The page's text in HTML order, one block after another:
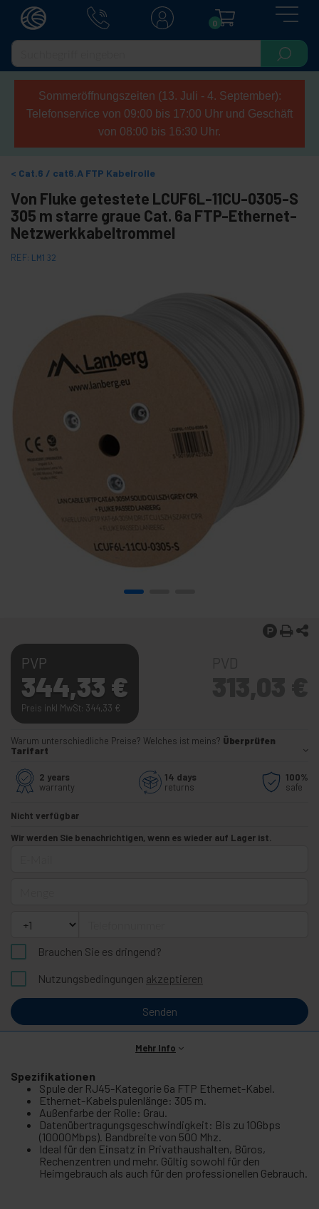
0
Sommeröffnungszeiten (13. Juli - 4. September):
Telefonservice von 09:00 bis 17:00 Uhr und Geschäft
von 08:00 bis 16:30 Uhr.
Cat.6 / cat6.A FTP Kabelrolle
Von Fluke getestete LCUF6L-11CU-0305-S
305 m starre graue Cat. 6a FTP-Ethernet-
Netzwerkkabeltrommel
REF: LM132
PVP
344,33 €
Preis inkl MwSt: 344,33 €
Warum unterschiedliche Preise? Welches ist meins? Überprüfen
Tarifart
2 years
warranty
14 days
returns
100%
safe
Nicht verfügbar
Wir werden Sie benachrichtigen, wenn es wieder auf Lager ist.
Brauchen Sie es dringend?
Nutzungsbedingungen akzeptieren
Senden
Mehr Info
Spezifikationen
Spule der RJ45-Kategorie 6a FTP Ethernet-Kabel.
Ethernet-Kabelspulenlänge: 305 m.
Außenfarbe der Rolle: Grau.
Datenübertragungsgeschwindigkeit: Bis zu 10Gbps
(10000Mbps). Bandbreite von 500 Mhz.
Ideal für den Einsatz in Privathaushalten, Büros,
Rechenzentren und mehr. Gültig sowohl für den
Heimgebrauch als auch für den professionellen Gebrauch.